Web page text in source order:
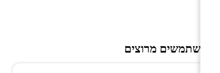
משתמשים מרוצים